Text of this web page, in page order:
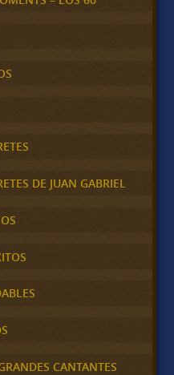
DE JUAN GABRIEL
CANTANTES